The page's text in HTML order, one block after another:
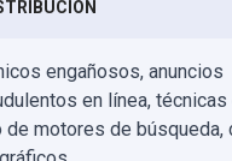
engañosos, anuncios
en línea, técnicas
de motores de búsqueda,